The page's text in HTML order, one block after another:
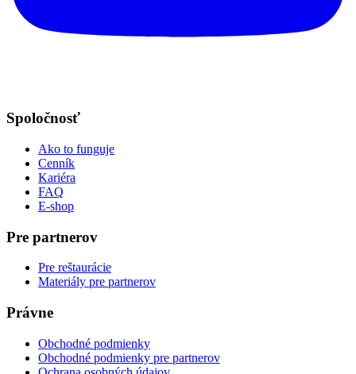
Spoločnosť
Ako to funguje
Cenník
Kariéra
FAQ
E-shop
Pre partnerov
Pre reštaurácie
Materiály pre partnerov
Právne
Obchodné podmienky
Obchodné podmienky pre partnerov